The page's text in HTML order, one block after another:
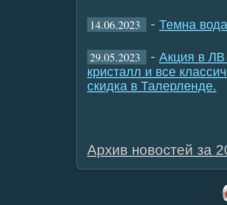
14.06.2023 - Темна
29.05.2023 - Акция в
кристалл и все
скидка в Талерленде.
Архив новостей за